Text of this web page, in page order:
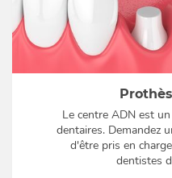
Le centre ADN est
dentaires. Demandez
d'être pris en
dentistes